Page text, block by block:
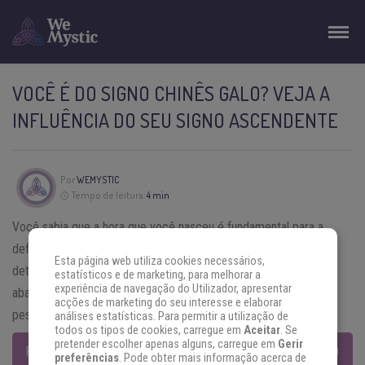
VOCÊ É DO SIGNO CHINÊS GALO? VEJA A
INFLUÊNCIA DO SEU SIGNO ASCENDENTE
PorWEMYSTIC
Tempo de leitura:4 min
Você sabia que a hora que você nasceu é fundamental para a
definição da sua personalidade? É a hora do nascimento que
determina qual será o seu signo ascendente. Verifique no artigo
abaixo como cada ascendente transforma a personalidade das
pessoas dosigno chinêsGalo.
PREVISÕES COMPLETAS DO HORÓSCOPO CHINÊS 2017 – O ANO
Esta página web utiliza cookies necessários,
estatísticos e de marketing, para melhorar a
experiência de navegação do Utilizador, apresentar
acções de marketing do seu interesse e elaborar
análises estatísticas. Para permitir a utilização de
todos os tipos de cookies, carregue em Aceitar. Se
pretender escolher apenas alguns, carregue em Gerir
preferências. Pode obter mais informação acerca de